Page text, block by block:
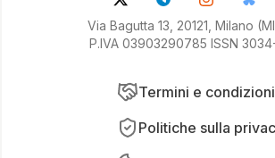
Termini e condizioni
Politiche sulla
Via Bagutta 13, 20121, Milano
P.IVA 03903290785 ISSN